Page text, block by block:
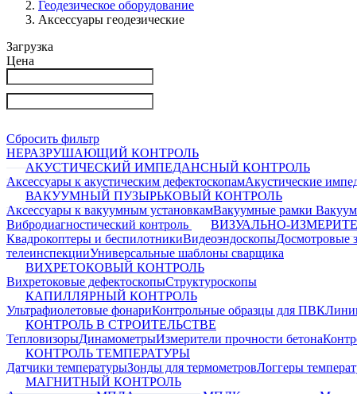
Геодезическое оборудование
Аксессуары геодезические
Загрузка
Цена
Сбросить фильтр
НЕРАЗРУШАЮЩИЙ КОНТРОЛЬ
АКУСТИЧЕСКИЙ ИМПЕДАНСНЫЙ КОНТРОЛЬ
Аксессуары к акустическим дефектоскопамАкустические
ВАКУУМНЫЙ ПУЗЫРЬКОВЫЙ КОНТРОЛЬ
Аксессуары к вакуумным установкамВакуумные рамки
Вибродиагностический контроль
ВИЗУАЛЬНО-
Квадрокоптеры и беспилотникиВидеоэндоскопыДосмотровые
телеинспекцииУниверсальные шаблоны сварщика
ВИХРЕТОКОВЫЙ КОНТРОЛЬ
Вихретоковые дефектоскопыСтруктуроскопы
КАПИЛЛЯРНЫЙ КОНТРОЛЬ
Ультрафиолетовые фонариКонтрольные образцы для ПВК
КОНТРОЛЬ В СТРОИТЕЛЬСТВЕ
ТепловизорыДинамометрыИзмерители прочности бетона
КОНТРОЛЬ ТЕМПЕРАТУРЫ
Датчики температурыЗонды для термометровЛоггеры
МАГНИТНЫЙ КОНТРОЛЬ